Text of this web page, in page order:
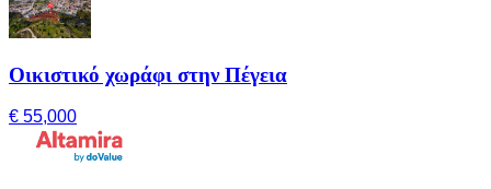
Οικιστικό χωράφι στην Πέγεια
€ 55,000